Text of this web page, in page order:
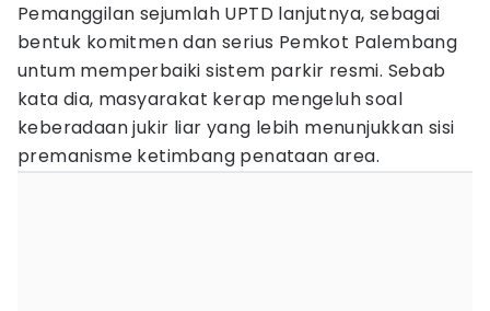
Pemanggilan sejumlah UPTD lanjutnya, sebagai
bentuk komitmen dan serius Pemkot Palembang
untum memperbaiki sistem parkir resmi. Sebab
kata dia, masyarakat kerap mengeluh soal
keberadaan jukir liar yang lebih menunjukkan sisi
premanisme ketimbang penataan area.